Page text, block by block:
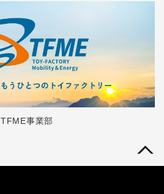
TFME事業部